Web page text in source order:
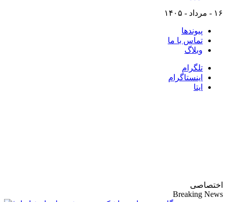
۱۶ - مرداد - ۱۴۰۵
پیوندها
تماس با ما
وبلاگ
تلگرام
اینستاگرام
ایتا
اختصاصی
Breaking News